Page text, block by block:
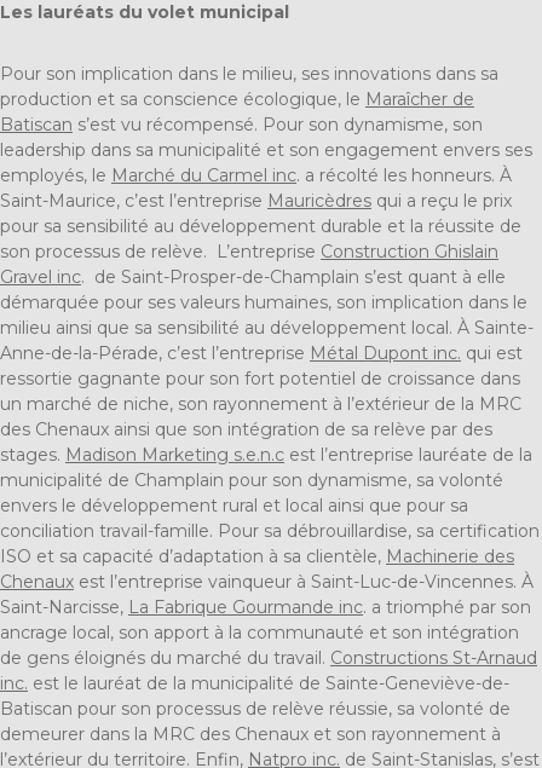
Les lauréats du volet municipal
Pour son implication dans le milieu, ses innovations dans sa
production et sa conscience écologique, le Maraîcher de
Batiscan s’est vu récompensé. Pour son dynamisme, son
leadership dans sa municipalité et son engagement envers ses
employés, le Marché du Carmel inc. a récolté les honneurs. À
Saint-Maurice, c’est l’entreprise Mauricèdres qui a reçu le prix
pour sa sensibilité au développement durable et la réussite de
son processus de relève. L’entreprise Construction Ghislain
Gravel inc. de Saint-Prosper-de-Champlain s’est quant à elle
démarquée pour ses valeurs humaines, son implication dans le
milieu ainsi que sa sensibilité au développement local. À Sainte-
Anne-de-la-Pérade, c’est l’entreprise Métal Dupont inc. qui est
ressortie gagnante pour son fort potentiel de croissance dans
un marché de niche, son rayonnement à l’extérieur de la MRC
des Chenaux ainsi que son intégration de sa relève par des
stages. Madison Marketing s.e.n.c est l’entreprise lauréate de la
municipalité de Champlain pour son dynamisme, sa volonté
envers le développement rural et local ainsi que pour sa
conciliation travail-famille. Pour sa débrouillardise, sa certification
ISO et sa capacité d’adaptation à sa clientèle, Machinerie des
Chenaux est l’entreprise vainqueur à Saint-Luc-de-Vincennes. À
Saint-Narcisse, La Fabrique Gourmande inc. a triomphé par son
ancrage local, son apport à la communauté et son intégration
de gens éloignés du marché du travail. Constructions St-Arnaud
inc. est le lauréat de la municipalité de Sainte-Geneviève-de-
Batiscan pour son processus de relève réussie, sa volonté de
demeurer dans la MRC des Chenaux et son rayonnement à
l’extérieur du territoire. Enfin, Natpro inc. de Saint-Stanislas, s’est